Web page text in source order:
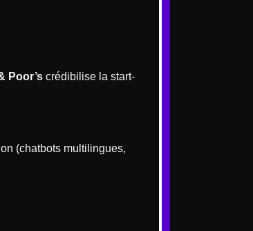
Poor’s crédibilise la start-
(chatbots multilingues,